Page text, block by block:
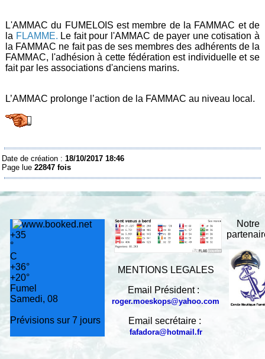
L'AMMAC du FUMELOIS est membre de la FAMMAC et de
la FLAMME. Le fait pour l'AMMAC de payer une cotisation à
la FAMMAC ne fait pas de ses membres des adhérents de la
FAMMAC, l'adhésion à cette fédération est individuelle et se
fait par les associations d'anciens marins.
L’AMMAC prolonge l’action de la FAMMAC au niveau local.
Date de création :18/10/2017 18:46
Page lue22847 fois
+35
°
C
+36°
+20°
Fumel
Samedi, 08
Prévisions sur 7 jours
MENTIONS LEGALES
Email Président :
roger.moeskops@yahoo.com
Email secrétaire :
fafadora@hotmail.fr
Notre